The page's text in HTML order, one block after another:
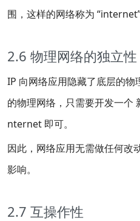
围，这样的网络称为
2.6 物理网络的独立性
IP 向网络应用隐藏了底层的
的物理网络，只需要开发一个
nternet 即可。
因此，网络应用无需做任何改
影响。
2.7 互操作性